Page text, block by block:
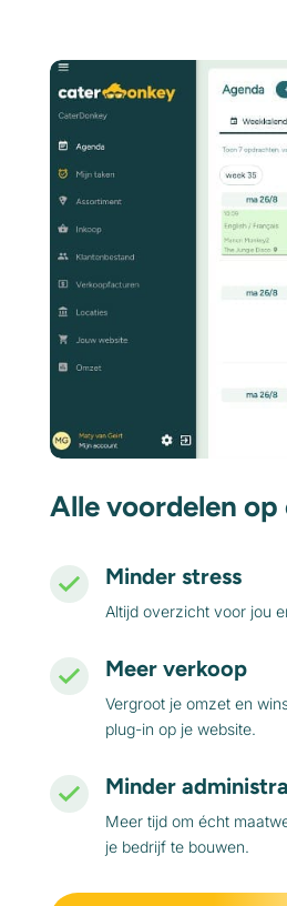
Alle voordelen op
Minder stress
Altijd overzicht voor jou
Meer verkoop
Vergroot je omzet en
plug-in op je website.
Minder
Meer tijd om écht
je bedrijf te bouwen.